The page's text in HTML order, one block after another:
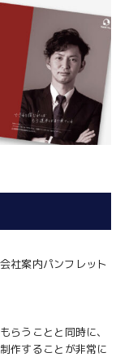
社案内パンフレット
らうことと同時に、
作することが非常に